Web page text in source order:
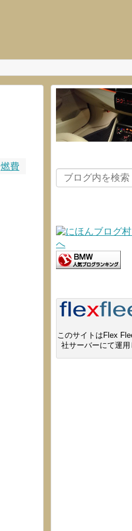
燃費
このサイトはFlex
社サーバーにて運用